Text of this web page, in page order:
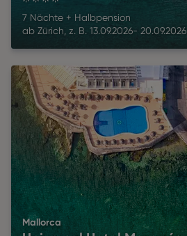
7 Nächte + Halbpension
ab Zürich, z. B. 13.09.2026- 20.09.2026
Mallorca